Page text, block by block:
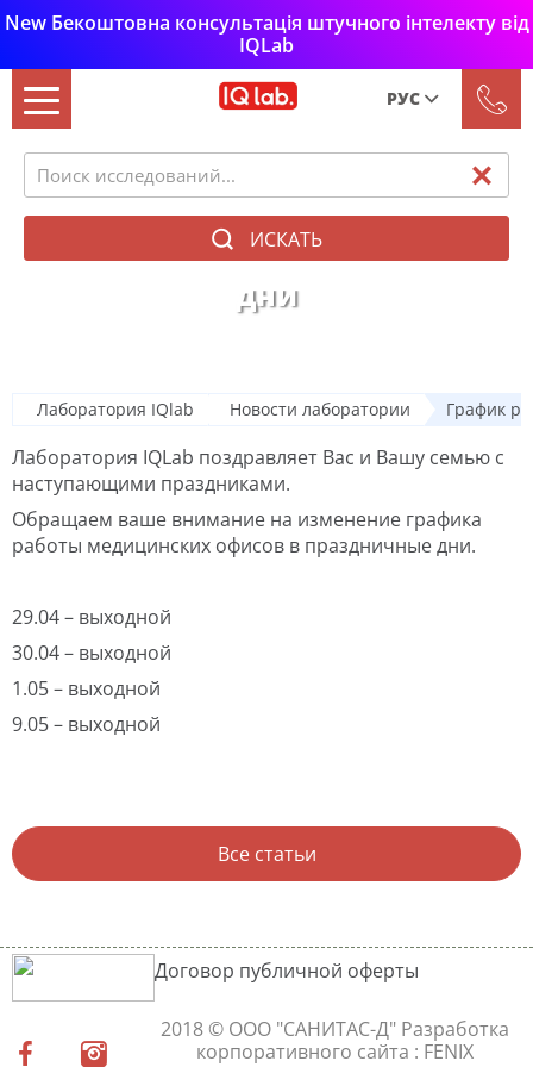
New Бекоштовна консультація штучного інтелекту від
IQLab
РУС
Укр
ИСКАТЬ
График работы в праздничные
дни
Лаборатория IQlab Новости лаборатории График
Лаборатория IQLab поздравляет Вас и Вашу семью с
наступающими праздниками.
Обращаем ваше внимание на изменение графика
работы медицинских офисов в праздничные дни.
29.04 – выходной
30.04 – выходной
1.05 – выходной
9.05 – выходной
Все статьи
Договор публичной оферты
2018 © ООО "САНИТАС-Д" Разработка
корпоративного сайта : FENIX